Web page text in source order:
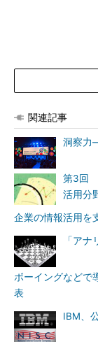
関連記事
洞察力
第3回
活用分
企業の情報活用
「ア
ボーイングなどで
表
IBM、